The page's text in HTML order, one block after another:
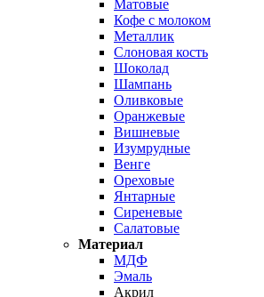
Матовые
Кофе с молоком
Металлик
Слоновая кость
Шоколад
Шампань
Оливковые
Оранжевые
Вишневые
Изумрудные
Венге
Ореховые
Янтарные
Сиреневые
Салатовые
Материал
МДФ
Эмаль
Акрил